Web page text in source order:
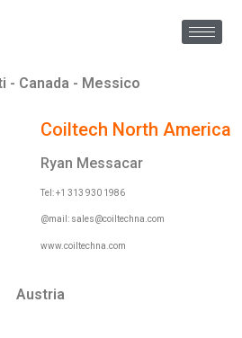
- Canada - Messico
Coiltech North America
Ryan Messacar
Tel: +1 313 930 1986
@mail: sales@coiltechna.com
www.coiltechna.com
Austria